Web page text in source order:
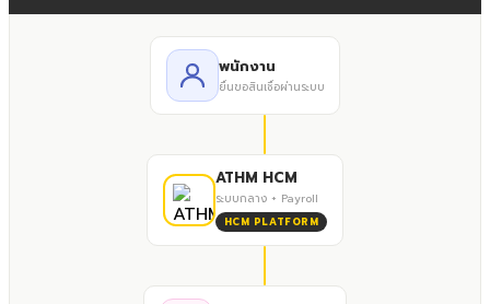
พนักงาน
ยื่นขอสินเชื่อผ่านระบบ
ATHM HCM
ระบบกลาง + Payroll
HCM PLATFORM